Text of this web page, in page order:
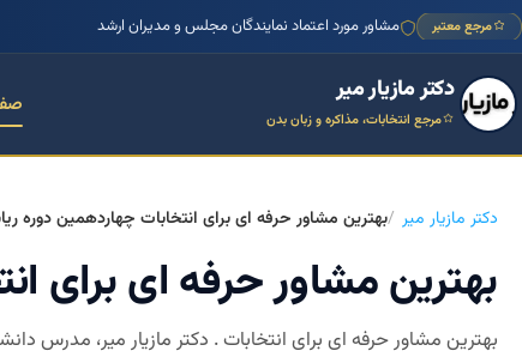
مرجع معتبر مشاور مورد اعتماد نمایندگان مجلس و مدیران ارشد
دکتر مازیار میر
مرجع انتخابات، مذاکره و زبان بدن
دکتر مازیار میر بهترین مشاور حرفه ای برای انتخابات چهاردهمین دوره
بهترین مشاور حرفه ای برای
بهترین مشاور حرفه ای برای انتخابات . دکتر مازیار میر، مدرس